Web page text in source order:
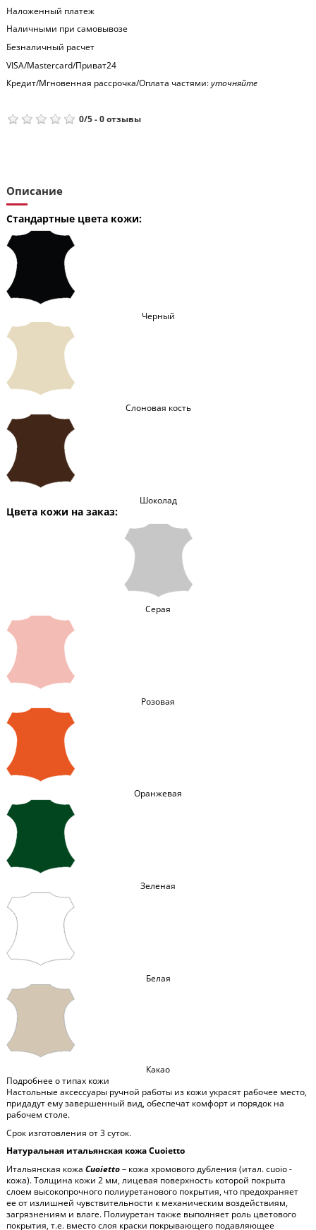
Наложенный платеж
Наличными при самовывозе
Безналичный расчет
VISA/Mastercard/Приват24
Кредит/Мгновенная рассрочка/Оплата частями:уточняйте
0/5-0отзывы
Описание
Стандартные цвета кожи:
Черный
Слоновая кость
Шоколад
Цвета кожи на заказ:
Серая
Розовая
Оранжевая
Зеленая
Белая
Какао
Подробнее о типах кожи
Настольные аксессуары ручной работы из кожи украсят рабочее место,
придадут ему завершенный вид, обеспечат комфорт и порядок на
рабочем столе.
Срок изготовления от 3 суток.
Натуральная итальянская кожа Cuoietto
Итальянская кожа Cuoietto– кожа хромового дубления (итал. cuoio -
кожа). Толщина кожи 2 мм, лицевая поверхность которой покрыта
слоем высокопрочного полиуретанового покрытия, что предохраняет
ее от излишней чувствительности к механическим воздействиям,
загрязнениям и влаге. Полиуретан также выполняет роль цветового
покрытия, т.е. вместо слоя краски покрывающего подавляющее